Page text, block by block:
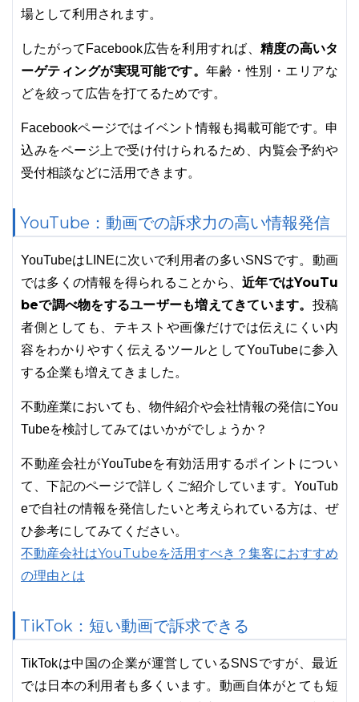
場として利用されます。
したがってFacebook広告を利用すれば、 精度の高いタ
ーゲティングが実現可能です。年齢・性別・エリアな
どを絞って広告を打てるためです。
Facebookページではイベント情報も掲載可能です。申
込みをページ上で受け付けられるため、内覧会予約や
受付相談などに活用できます。
YouTube：動画での訴求力の高い情報発信
YouTubeはLINEに次いで利用者の多いSNSです。動画
では多くの情報を得られることから、近年ではYouTu
beで調べ物をするユーザーも増えてきています。 投稿
者側としても、テキストや画像だけでは伝えにくい内
容をわかりやすく伝えるツールとしてYouTubeに参入
する企業も増えてきました。
不動産業においても、物件紹介や会社情報の発信にYou
Tubeを検討してみてはいかがでしょうか？
不動産会社がYouTubeを有効活用するポイントについ
て、下記のページで詳しくご紹介しています。YouTub
eで自社の情報を発信したいと考えられている方は、ぜ
ひ参考にしてみてください。
不動産会社はYouTubeを活用すべき？集客におすすめ
の理由とは
TikTok：短い動画で訴求できる
TikTokは中国の企業が運営しているSNSですが、最近
では日本の利用者も多くいます。動画自体がとても短